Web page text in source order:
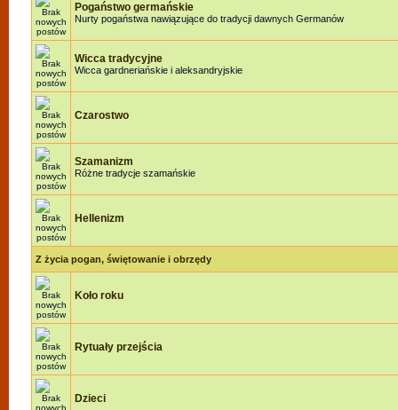
Pogaństwo germańskie
Nurty pogaństwa nawiązujące do tradycji dawnych Germanów
Wicca tradycyjne
Wicca gardneriańskie i aleksandryjskie
Czarostwo
Szamanizm
Różne tradycje szamańskie
Hellenizm
Z życia pogan, świętowanie i obrzędy
Koło roku
Rytuały przejścia
Dzieci